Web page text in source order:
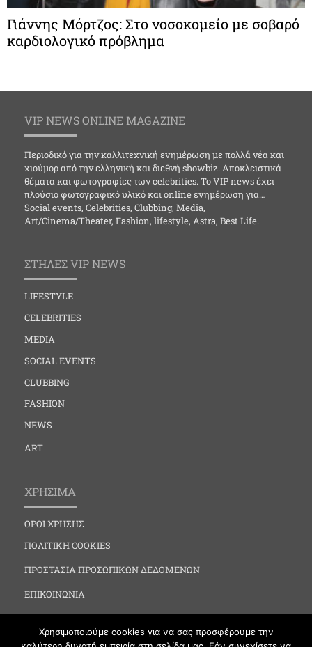
Γιάννης Μόρτζος: Στο νοσοκομείο με σοβαρό
καρδιολογικό πρόβλημα
VIP NEWS ONLINE MAGAZINE
Περιοδικό για την καλλιτεχνική ενημέρωση με πολλά νέα και
χιούμορ από την ελληνική και διεθνή showbiz. Αποκλειστικά
θέματα και φωτογραφίες των celebrities. Το VIP news έχει
πλούσιο φωτογραφικό υλικό και online ενημέρωση για…
Social events, Celebrities, Clubbing, Media,
Art/Cinema/Theater, Fashion, lifestyle, Astra, Best Life.
ΣΤΗΛΕΣ VIP NEWS
LIFESTYLE
CELEBRITIES
MEDIA
SOCIAL EVENTS
CLUBBING
FASHION
NEWS
ART
ΧΡΗΣΙΜΑ
ΟΡΟΙ ΧΡΗΣΗΣ
ΠΟΛΙΤΙΚΗ COOKIES
ΠΡΟΣΤΑΣΙΑ ΠΡΟΣΩΠΙΚΩΝ ΔΕΔΟΜΕΝΩΝ
ΕΠΙΚΟΙΝΩΝΙΑ
Χρησιμοποιούμε cookies για να σας προσφέρουμε την